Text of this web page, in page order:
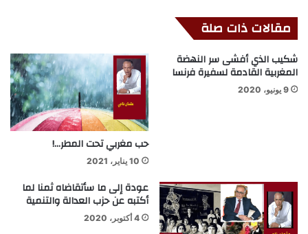
مقالات ذات صلة
شكيب الذي أفشى سر النهضة
المغربية القادمة لسفيرة فرنسا
9 يونيو، 2020
حب مغربي تحت المطر…!
10 يناير، 2021
عودة إلى ما سأتقاضاه ثمنا لما
أكتبه عن حزب العدالة والتنمية
4 أكتوبر، 2020